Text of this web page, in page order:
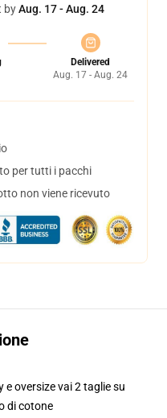
byAug. 17 - Aug. 24
Delivered
Aug. 17 - Aug. 24
per tutti i pacchi
non viene ricevuto
e oversize vai 2 taglie su
di cotone